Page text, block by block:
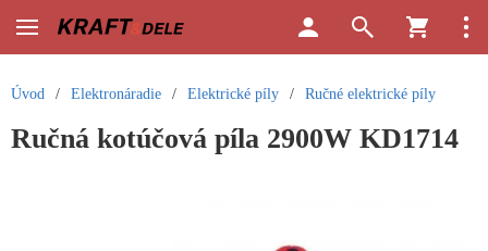
Úvod / Elektronáradie / Elektrické píly / Ručné elektrické píly
Ručná kotúčová píla 2900W KD1714